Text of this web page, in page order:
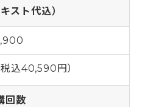
スト代込）
税込40,590円）
回数